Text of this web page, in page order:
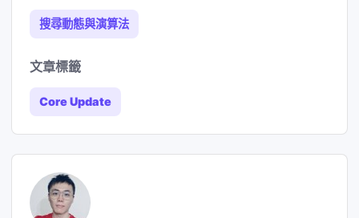
搜尋動態與演算法
文章標籤
Core Update